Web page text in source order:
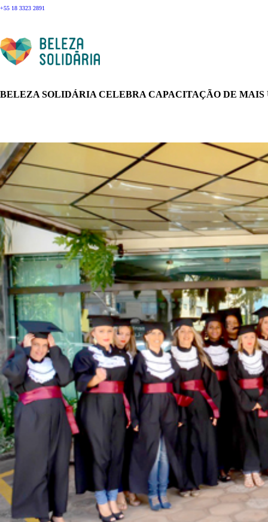
+55 18 3323 2891
BELEZA SOLIDÁRIA CELEBRA CAPACITAÇÃO DE MAIS